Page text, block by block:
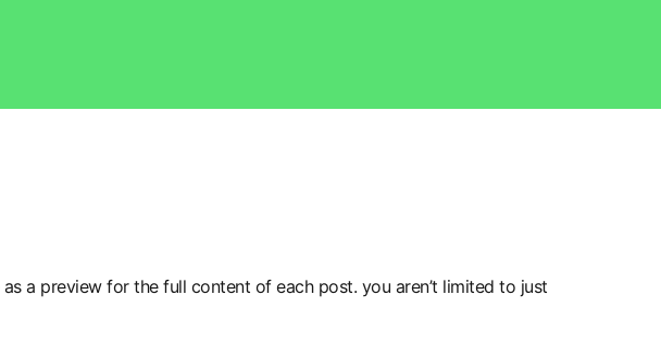
a preview for the full content of each post. you aren’t limited to just